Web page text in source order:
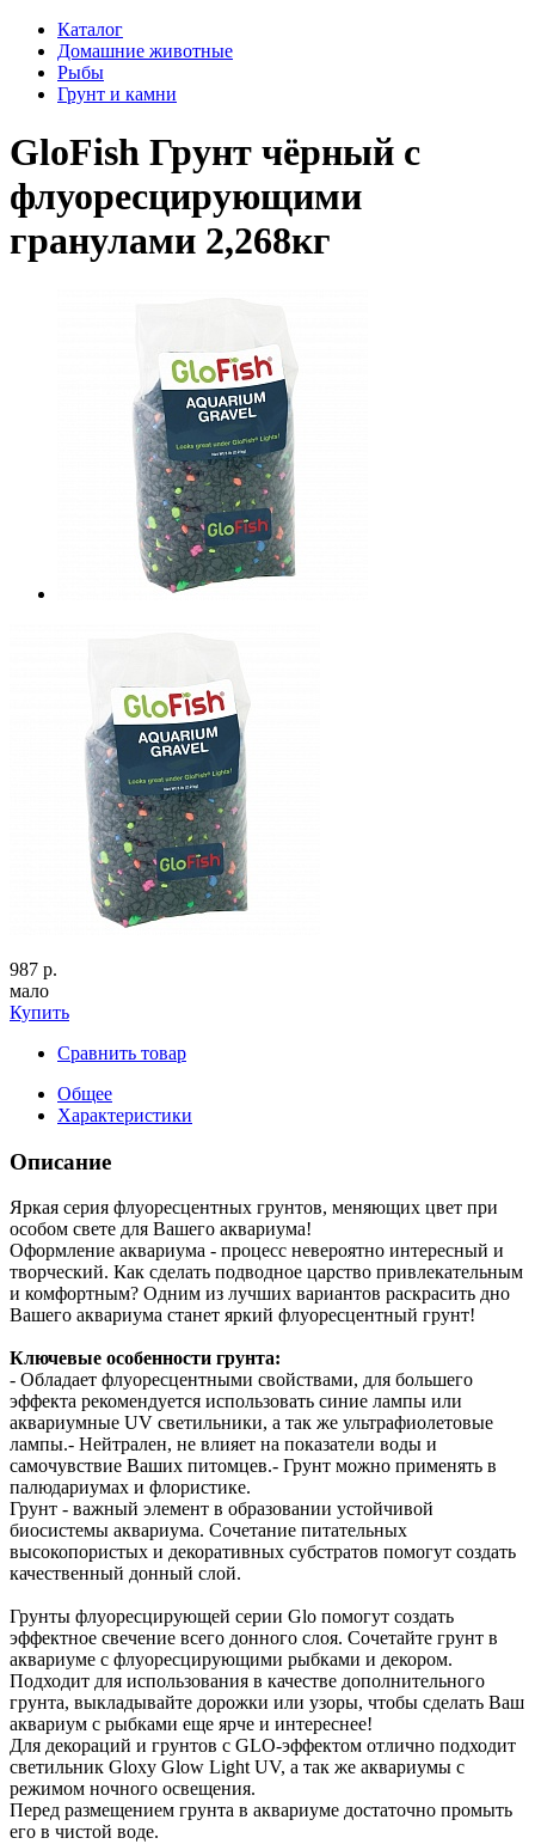
Каталог
Домашние животные
Рыбы
Грунт и камни
GloFish Грунт чёрный с
флуоресцирующими
гранулами 2,268кг
987 р.
мало
Купить
Сравнить товар
Общее
Характеристики
Описание
Яркая серия флуоресцентных грунтов, меняющих цвет при
особом свете для Вашего аквариума!
Оформление аквариума - процесс невероятно интересный и
творческий. Как сделать подводное царство привлекательным
и комфортным? Одним из лучших вариантов раскрасить дно
Вашего аквариума станет яркий флуоресцентный грунт!
Ключевые особенности грунта:
- Обладает флуоресцентными свойствами, для большего
эффекта рекомендуется использовать синие лампы или
аквариумные UV светильники, а так же ультрафиолетовые
лампы.- Нейтрален, не влияет на показатели воды и
самочувствие Ваших питомцев.- Грунт можно применять в
палюдариумах и флористике.
Грунт - важный элемент в образовании устойчивой
биосистемы аквариума. Сочетание питательных
высокопористых и декоративных субстратов помогут создать
качественный донный слой.
Грунты флуоресцирующей серии Glo помогут создать
эффектное свечение всего донного слоя. Сочетайте грунт в
аквариуме с флуоресцирующими рыбками и декором.
Подходит для использования в качестве дополнительного
грунта, выкладывайте дорожки или узоры, чтобы сделать Ваш
аквариум с рыбками еще ярче и интереснее!
Для декораций и грунтов с GLO-эффектом отлично подходит
светильник Gloxy Glow Light UV, а так же аквариумы с
режимом ночного освещения.
Перед размещением грунта в аквариуме достаточно промыть
его в чистой воде.